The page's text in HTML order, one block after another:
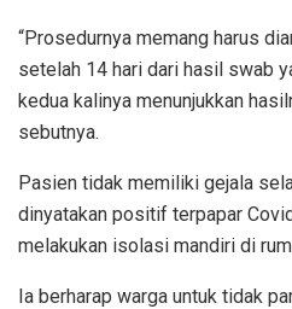
“Prosedurnya memang harus
setelah 14 hari dari hasil swab
kedua kalinya menunjukkan
sebutnya.
Pasien tidak memiliki gejala
dinyatakan positif terpapar
melakukan isolasi mandiri di
Ia berharap warga untuk tidak